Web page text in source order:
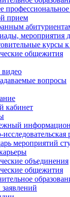
прием
мероприятия
курсы
общежития
вопросы
кабинет
мероприятий
объединения
общежития